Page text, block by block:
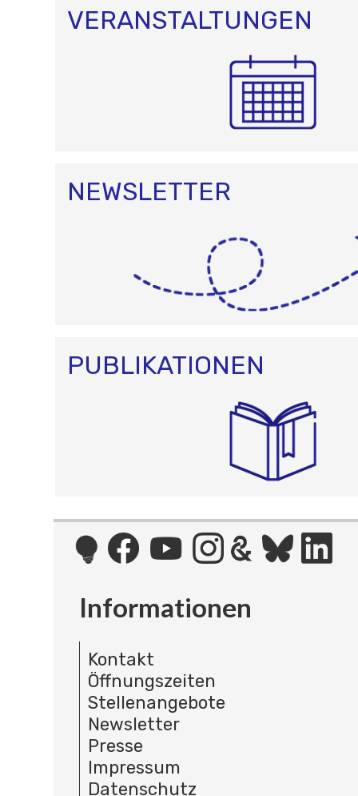
VERANSTALTUNGEN
NEWSLETTER
PUBLIKATIONEN
Informationen
Kontakt
Öffnungszeiten
Stellenangebote
Newsletter
Presse
Impressum
Datenschutz